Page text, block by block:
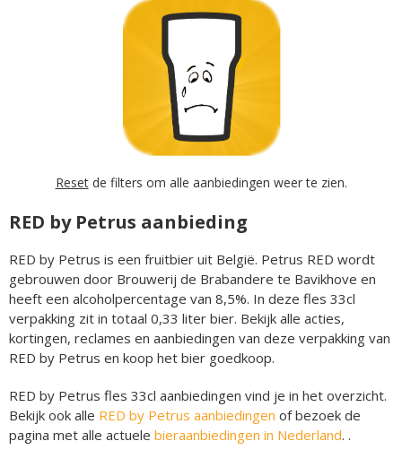
Resetde filters om alle aanbiedingen weer te zien.
RED by Petrus aanbieding
RED by Petrus is een fruitbier uit België. Petrus RED wordt
gebrouwen door Brouwerij de Brabandere te Bavikhove en
heeft een alcoholpercentage van 8,5%. In deze fles 33cl
verpakking zit in totaal 0,33 liter bier. Bekijk alle acties,
kortingen, reclames en aanbiedingen van deze verpakking van
RED by Petrus en koop het bier goedkoop.
RED by Petrus fles 33cl aanbiedingen vind je in het overzicht.
Bekijk ook alle RED by Petrus aanbiedingen of bezoek de
pagina met alle actuele bieraanbiedingen in Nederland. .